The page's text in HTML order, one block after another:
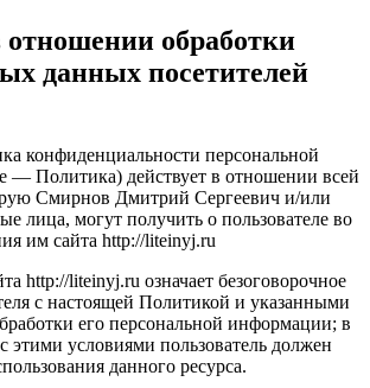
обработки
данных посетителей
конфиденциальности персональной
— Политика) действует в отношении всей
Смирнов Дмитрий Сергеевич и/или
лица, могут получить о пользователе во
им сайта http://liteinyj.ru
http://liteinyj.ru означает безоговорочное
с настоящей Политикой и указанными
его персональной информации; в
этими условиями пользователь должен
данного ресурса.